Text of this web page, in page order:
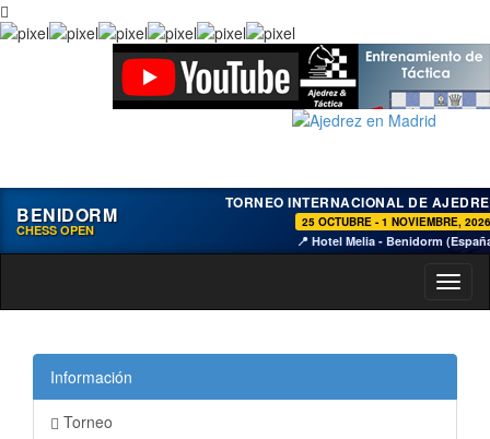
BENIDORM
CHESS OPEN
TORNEO INTERNACIONAL DE
25 OCTUBRE - 1 NOVIEMBRE, 2026
📍 Hotel Melia - Benidorm
Información
Torneo